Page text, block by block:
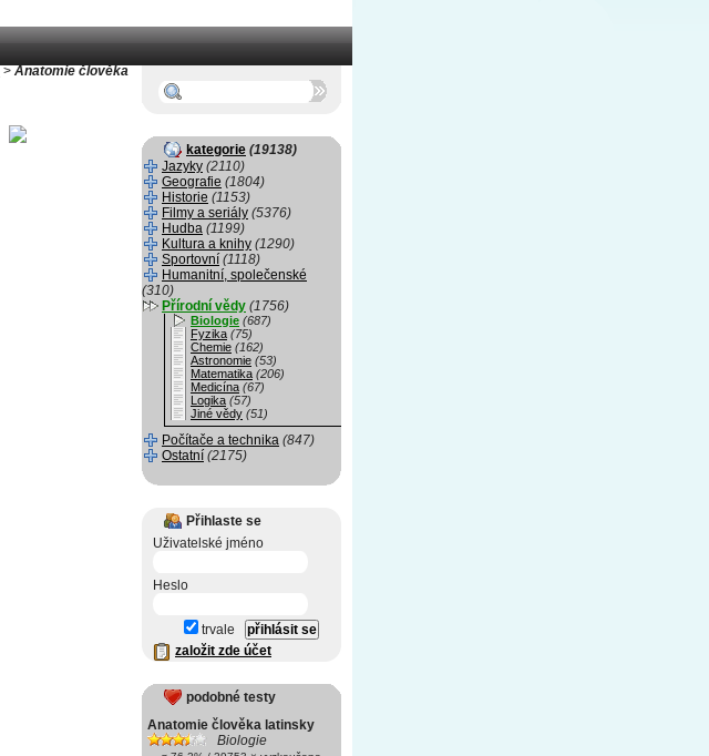
> Anatomie člověka
kategorie (19138)
Jazyky (2110)
Geografie (1804)
Historie (1153)
Filmy a seriály (5376)
Hudba (1199)
Kultura a knihy (1290)
Sportovní (1118)
Humanitní, společenské
(310)
Přírodní vědy (1756)
Biologie (687)
Fyzika (75)
Chemie (162)
Astronomie (53)
Matematika (206)
Medicína (67)
Logika (57)
Jiné vědy (51)
Počítače a technika (847)
Ostatní (2175)
Přihlaste se
Uživatelské jméno
Heslo
trvale
založit zde účet
podobné testy
Anatomie člověka latinsky
Biologie